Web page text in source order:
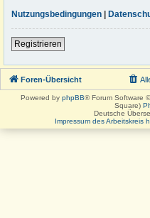
Nutzungsbedingungen |
Registrieren
Foren-Übersicht
Powered by phpBB® Forum Software
Square)
Deutsche
Impressum des Arbeitskreis